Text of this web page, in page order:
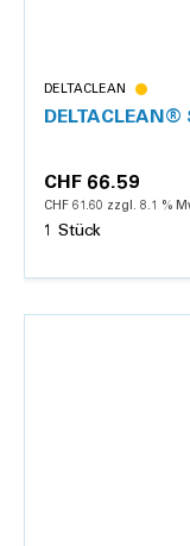
DELTACLEAN
CHF 66.59
CHF 61.60 zzgl. 8.1 %
1 Stück